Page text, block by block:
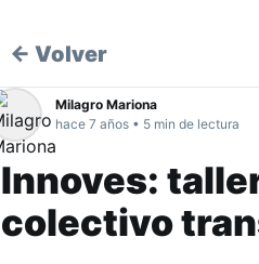
← Volver
Milagro Mariona
hace 7 años • 5 min de lectura
Innoves:
colectivo